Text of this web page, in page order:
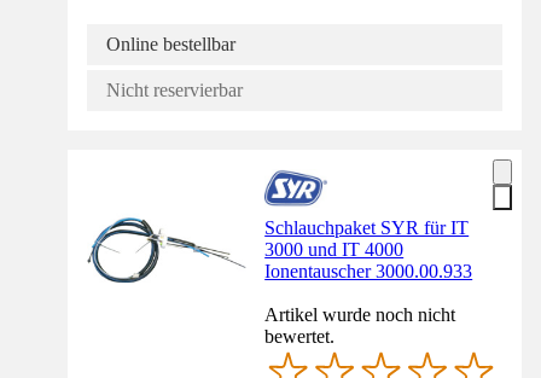
Online bestellbar
Nicht reservierbar
Schlauchpaket SYR für IT
3000 und IT 4000
Ionentauscher 3000.00.933
Artikel wurde noch nicht
bewertet.